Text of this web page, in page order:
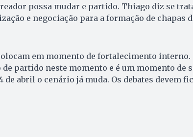
possa mudar e partido. Thiago diz se
e negociação para a formação de chapas
em momento de fortalecimento interno.
partido neste momento e é um momento de
de abril o cenário já muda. Os debates devem